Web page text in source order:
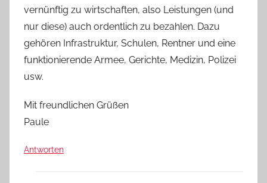
vernünftig zu wirtschaften, also Leistungen (und
nur diese) auch ordentlich zu bezahlen. Dazu
gehören Infrastruktur, Schulen, Rentner und eine
funktionierende Armee, Gerichte, Medizin, Polizei
usw.
Mit freundlichen Grüßen
Paule
Antworten